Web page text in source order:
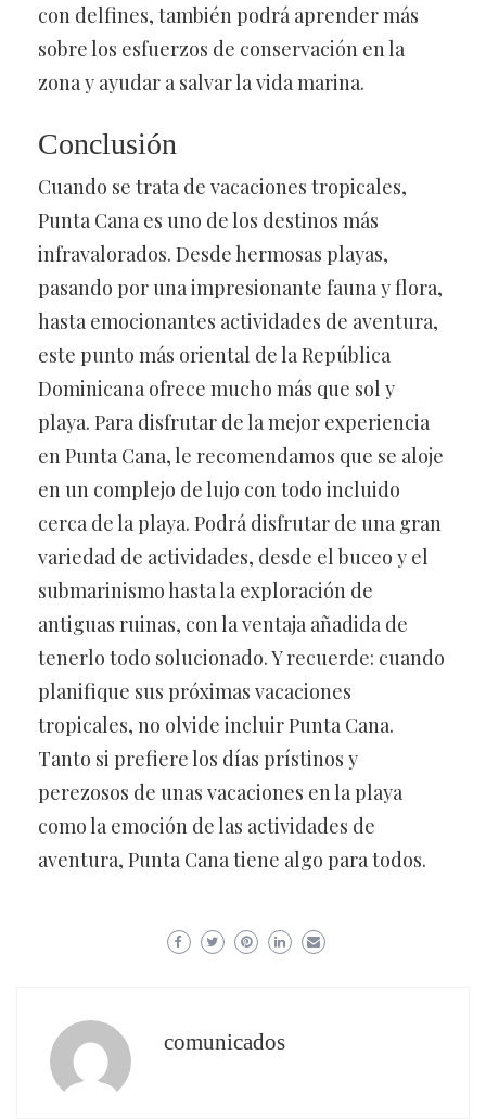
con delfines, también podrá aprender más
sobre los esfuerzos de conservación en la
zona y ayudar a salvar la vida marina.
Conclusión
Cuando se trata de vacaciones tropicales,
Punta Cana es uno de los destinos más
infravalorados. Desde hermosas playas,
pasando por una impresionante fauna y flora,
hasta emocionantes actividades de aventura,
este punto más oriental de la República
Dominicana ofrece mucho más que sol y
playa. Para disfrutar de la mejor experiencia
en Punta Cana, le recomendamos que se aloje
en un complejo de lujo con todo incluido
cerca de la playa. Podrá disfrutar de una gran
variedad de actividades, desde el buceo y el
submarinismo hasta la exploración de
antiguas ruinas, con la ventaja añadida de
tenerlo todo solucionado. Y recuerde: cuando
planifique sus próximas vacaciones
tropicales, no olvide incluir Punta Cana.
Tanto si prefiere los días prístinos y
perezosos de unas vacaciones en la playa
como la emoción de las actividades de
aventura, Punta Cana tiene algo para todos.
comunicados